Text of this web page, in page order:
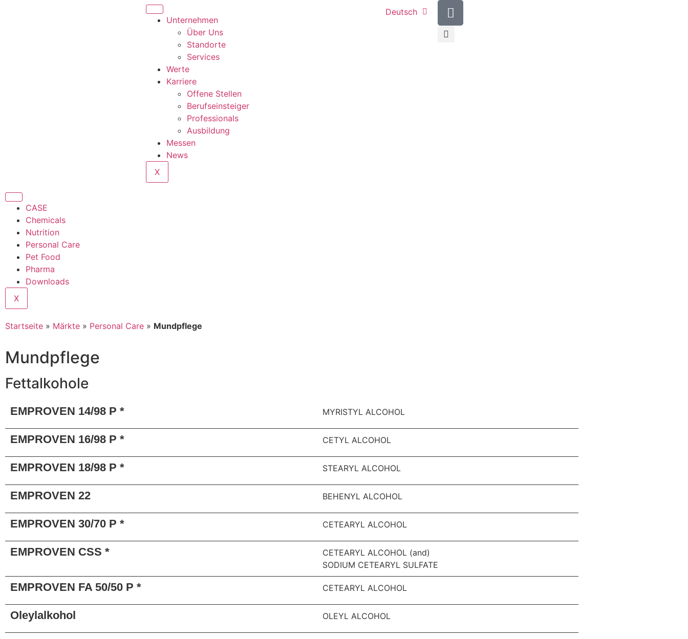
Unternehmen
Über Uns
Standorte
Services
Werte
Karriere
Offene Stellen
Berufseinsteiger
Professionals
Ausbildung
Messen
News
X
Deutsch
CASE
Chemicals
Nutrition
Personal Care
Pet Food
Pharma
Downloads
X
Startseite » Märkte » Personal Care » Mundpflege
Mundpflege
Fettalkohole
EMPROVEN 14/98 P * MYRISTYL ALCOHOL
EMPROVEN 16/98 P * CETYL ALCOHOL
EMPROVEN 18/98 P * STEARYL ALCOHOL
EMPROVEN 22 BEHENYL ALCOHOL
EMPROVEN 30/70 P * CETEARYL ALCOHOL
EMPROVEN CSS *
CETEARYL ALCOHOL (and)
SODIUM CETEARYL SULFATE
EMPROVEN FA 50/50 P * CETEARYL ALCOHOL
Oleylalkohol OLEYL ALCOHOL